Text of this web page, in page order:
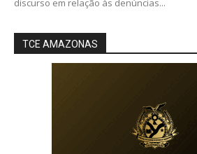
discurso em relação às denúncias...
TCE AMAZONAS